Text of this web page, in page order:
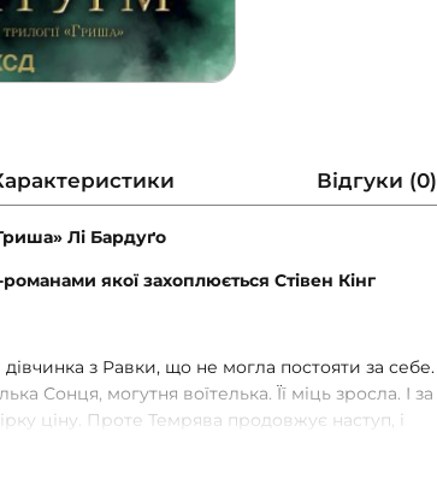
Відгуки (0)
Лі Бардуґо
якої захоплюється Стівен Кінг
з Равки, що не могла постояти за себе.
Сонця, могутня воїтелька. Її міць зросла. І за
ціну. Проте Темрява продовжує наступ, і
своїх переслідувачів. Тінь